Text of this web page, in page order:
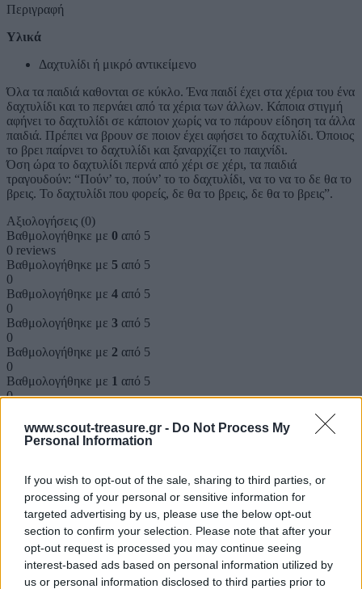
www.scout-treasure.gr - Do Not Process My
Personal Information
If you wish to opt-out of the sale, sharing to third parties, or
processing of your personal or sensitive information for
targeted advertising by us, please use the below opt-out
section to confirm your selection. Please note that after your
opt-out request is processed you may continue seeing
interest-based ads based on personal information utilized by
us or personal information disclosed to third parties prior to
Περιγραφή
Υλικά
Δαχτυλίδι ή μικρό αντικείμενο
Όλα τα παιδιά καθονται σε κύκλο. Ένα παιδί έχει στα χέρια του ένα
δαχτυλίδι και το περνάει από τα χέρια των άλλων. Κάποια στιγμή
αφήνει το δαχτυλίδι σε κάποιον χωρίς να το πάρουν είδηση τα άλλα
παιδιά. Πρέπει να βρουν σε ποιον έχει αφήσει το δαχτυλίδι. Όποιος
το βρει παίρνει το δαχτυλίδι και ξαναρχίζει το παιχνίδι.
Όση ώρα το δαχτυλίδι περνά από χέρι σε χέρι, τα παιδιά
τραγουδούν: “Πούν’ το, πούν’ το το δαχτυλίδι, να το να το δε θα το
βρεις. Το δαχτυλίδι που φορείς, δε θα το βρεις, δε θα το βρεις”.
Αξιολογήσεις (0)
Βαθμολογήθηκε με 0 από 5
0 reviews
Βαθμολογήθηκε με 5 από 5
0
Βαθμολογήθηκε με 4 από 5
0
Βαθμολογήθηκε με 3 από 5
0
Βαθμολογήθηκε με 2 από 5
0
Βαθμολογήθηκε με 1 από 5
0
Αξιολογήσεις
Δεν υπάρχει καμία αξιολόγηση ακόμη.
Κάνετε την πρώτη αξιολόγηση για το προϊόν: “Το δαχτυλίδι”
Η ηλ. διεύθυνση σας δεν δημοσιεύεται. Τα υποχρεωτικά πεδία
σημειώνονται με*